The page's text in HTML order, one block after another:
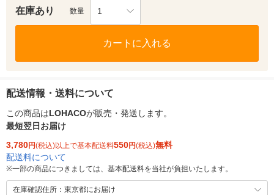
在庫あり 数量 1
カートに入れる
配送情報・送料について
この商品はLOHACOが販売・発送します。
最短翌日お届け
3,780円(税込)以上で基本配送料550円(税込)無料
配送料について
※一部の商品につきましては、基本配送料を当社が負担いたします。
在庫確認住所：東京都にお届け